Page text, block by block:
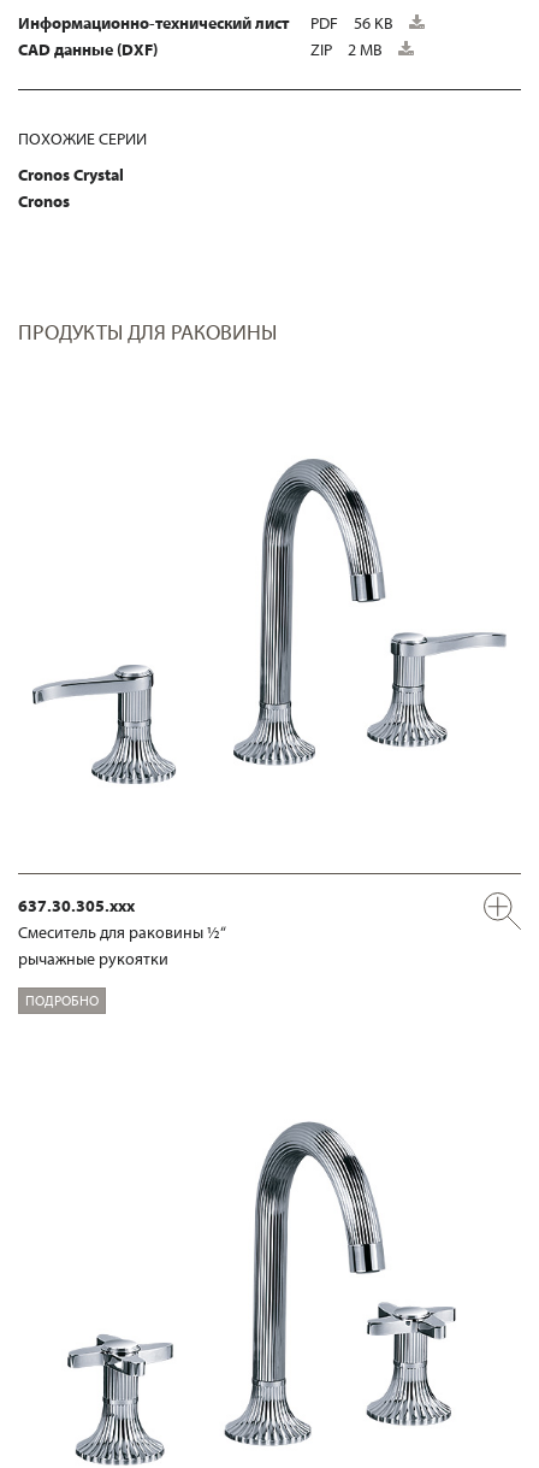
Информационно-технический лист
PDF
56 KB
CAD данные (DXF)
ZIP 2 MB
ПОХОЖИЕ СЕРИИ
Cronos Crystal
Cronos
ПРОДУКТЫ ДЛЯ РАКОВИНЫ
637.30.305.xxx
Смеситель для раковины ½“
рычажные рукоятки
ПОДРОБНО